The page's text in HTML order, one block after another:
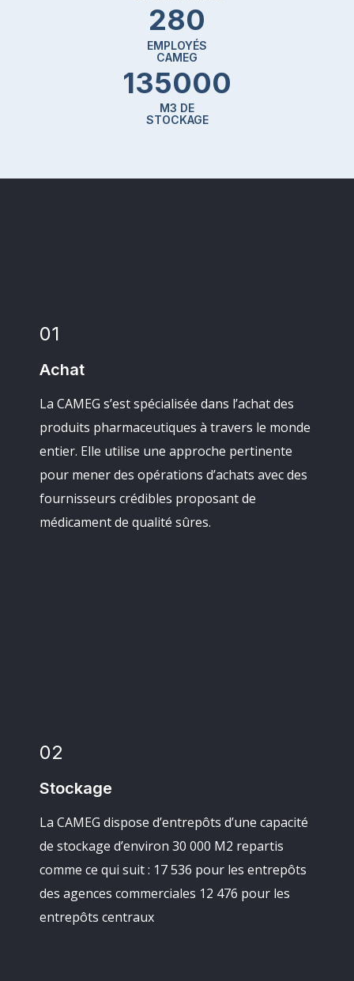
280
EMPLOYÉS
CAMEG
135000
M3 DE
STOCKAGE
01
Achat
La CAMEG s’est spécialisée dans l’achat des
produits pharmaceutiques à travers le monde
entier. Elle utilise une approche pertinente
pour mener des opérations d’achats avec des
fournisseurs crédibles proposant de
médicament de qualité sûres.
02
Stockage
La CAMEG dispose d’entrepôts d’une capacité
de stockage d’environ 30 000 M2 repartis
comme ce qui suit : 17 536 pour les entrepôts
des agences commerciales 12 476 pour les
entrepôts centraux